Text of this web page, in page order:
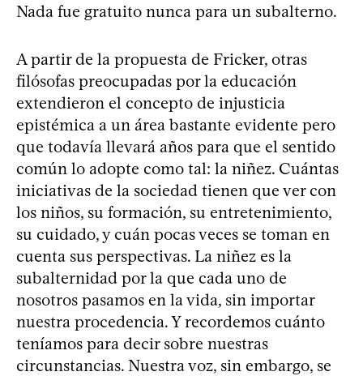
Nada fue gratuito nunca para un subalterno.
A partir de la propuesta de Fricker, otras
filósofas preocupadas por la educación
extendieron el concepto de injusticia
epistémica a un área bastante evidente pero
que todavía llevará años para que el sentido
común lo adopte como tal: la niñez. Cuántas
iniciativas de la sociedad tienen que ver con
los niños, su formación, su entretenimiento,
su cuidado, y cuán pocas veces se toman en
cuenta sus perspectivas. La niñez es la
subalternidad por la que cada uno de
nosotros pasamos en la vida, sin importar
nuestra procedencia. Y recordemos cuánto
teníamos para decir sobre nuestras
circunstancias. Nuestra voz, sin embargo, se